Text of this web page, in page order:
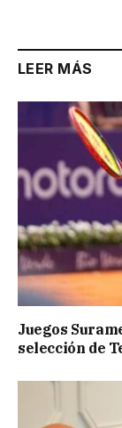
LEER MÁS
Juegos
selección de